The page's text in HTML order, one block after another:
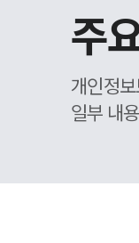
주
개인정
일부 내